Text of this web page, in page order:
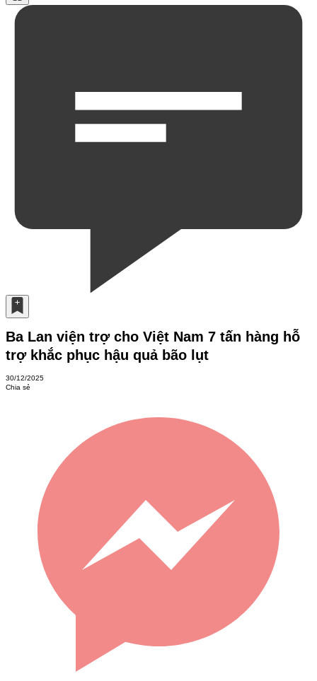
Ba Lan viện trợ cho Việt Nam 7 tấn hàng hỗ
trợ khắc phục hậu quả bão lụt
30/12/2025
Chia sẻ